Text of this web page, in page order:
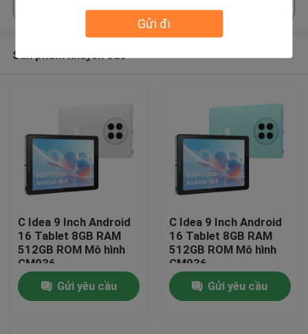
Gửi đi
Nhà
Sản phẩm khuyến cáo
C Idea 9 Inch Android
16 Tablet 8GB RAM
512GB ROM Mô hình
CM936
Gửi yêu cầu
C Idea 9 Inch Android
16 Tablet 8GB RAM
512GB ROM Mô hình
CM936
Gửi yêu cầu